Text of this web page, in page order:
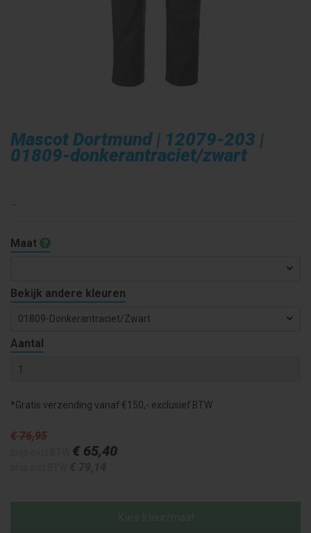
Mascot Dortmund | 12079-203 |
01809-donkerantraciet/zwart
...
Maat
Bekijk andere kleuren
01809-Donkerantraciet/zwart
Aantal
*Gratis verzending vanaf €150,- exclusief BTW
€ 76,95
€ 65,40